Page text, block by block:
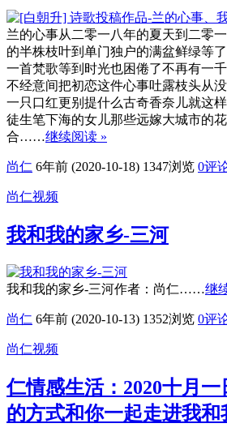
兰的心事从二零一八年的夏天到二零
的半株枝叶到单门独户的满盆鲜绿等
一首梵歌等到时光也困倦了不再有一
不经意间把初恋这件心事吐露枝头从
一只口红更别提什么古奇香奈儿就这
徒生笔下海的女儿那些远嫁大城市的
合……继续阅读 »
尚仁 6年前 (2020-10-18) 1347浏览 0评
尚仁视频
我和我的家乡-三河
我和我的家乡-三河作者：尚仁……继
尚仁 6年前 (2020-10-13) 1352浏览 0评
尚仁视频
仁情感生活：2020十月
的方式和你一起走进我和